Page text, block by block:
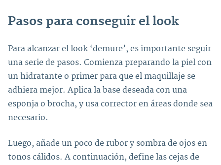
Pasos para conseguir el look
Para alcanzar el look ‘demure’, es importante seguir
una serie de pasos. Comienza preparando la piel con
un hidratante o primer para que el maquillaje se
adhiera mejor. Aplica la base deseada con una
esponja o brocha, y usa corrector en áreas donde sea
necesario.
Luego, añade un poco de rubor y sombra de ojos en
tonos cálidos. A continuación, define las cejas de